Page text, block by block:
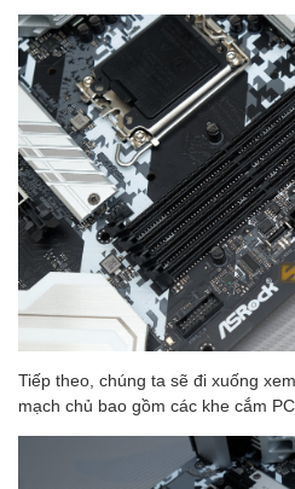
Tiếp theo, chúng ta sẽ đi xuống
mạch chủ bao gồm các khe cắm